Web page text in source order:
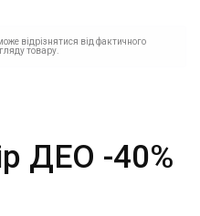
відрізнятися від фактичного
товару.
ДЕО -40%